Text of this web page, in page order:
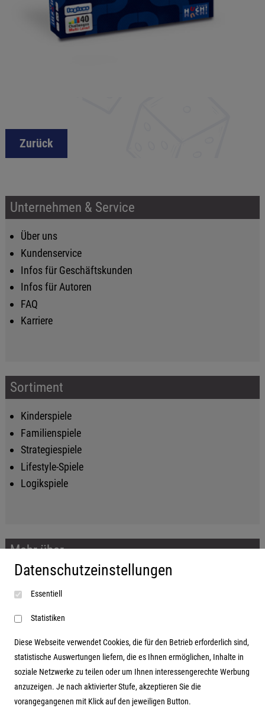
Zurück
Unternehmen & Service
Über uns
Kundenservice
Infos für Geschäftskunden
Infos für Autoren
FAQ
Karriere
Sortiment
Kinderspiele
Familienspiele
Strategiespiele
Lifestyle-Spiele
Logikspiele
Mehr über...
Impressum
AGB
Datenschutzerklärung
Adresse
Hutter Trade GmbH + Co KG
Datenschutzeinstellungen
Essentiell
Statistiken
Diese Webseite verwendet Cookies, die für den Betrieb erforderlich sind,
statistische Auswertungen liefern, die es Ihnen ermöglichen, Inhalte in
soziale Netzwerke zu teilen oder um Ihnen interessengerechte Werbung
anzuzeigen. Je nach aktivierter Stufe, akzeptieren Sie die
vorangegangenen mit Klick auf den jeweiligen Button.